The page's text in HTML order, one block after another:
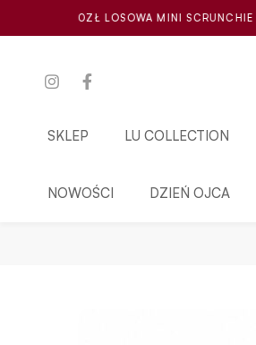
MINI SCRUNCHIE GRATIS
SKLEP LU COLLECTION
NOWOŚCI DZIEŃ OJCA